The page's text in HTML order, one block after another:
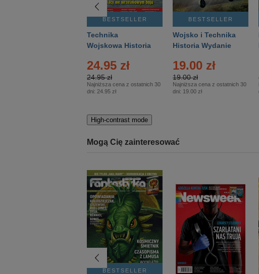
BESTSELLER
Technika
Wojskowa Historia
24.95 zł
24.95 zł
Najniższa cena z ostatnich 30
dni: 24.95 zł
BESTSELLER
Wojsko i Technika
Historia Wydanie
– 2/2026
19.00 zł
19.00 zł
Najniższa cena z ostatnich 30
dni: 19.00 zł
High-contrast mode
Mogą Cię zainteresować
BESTSELLER